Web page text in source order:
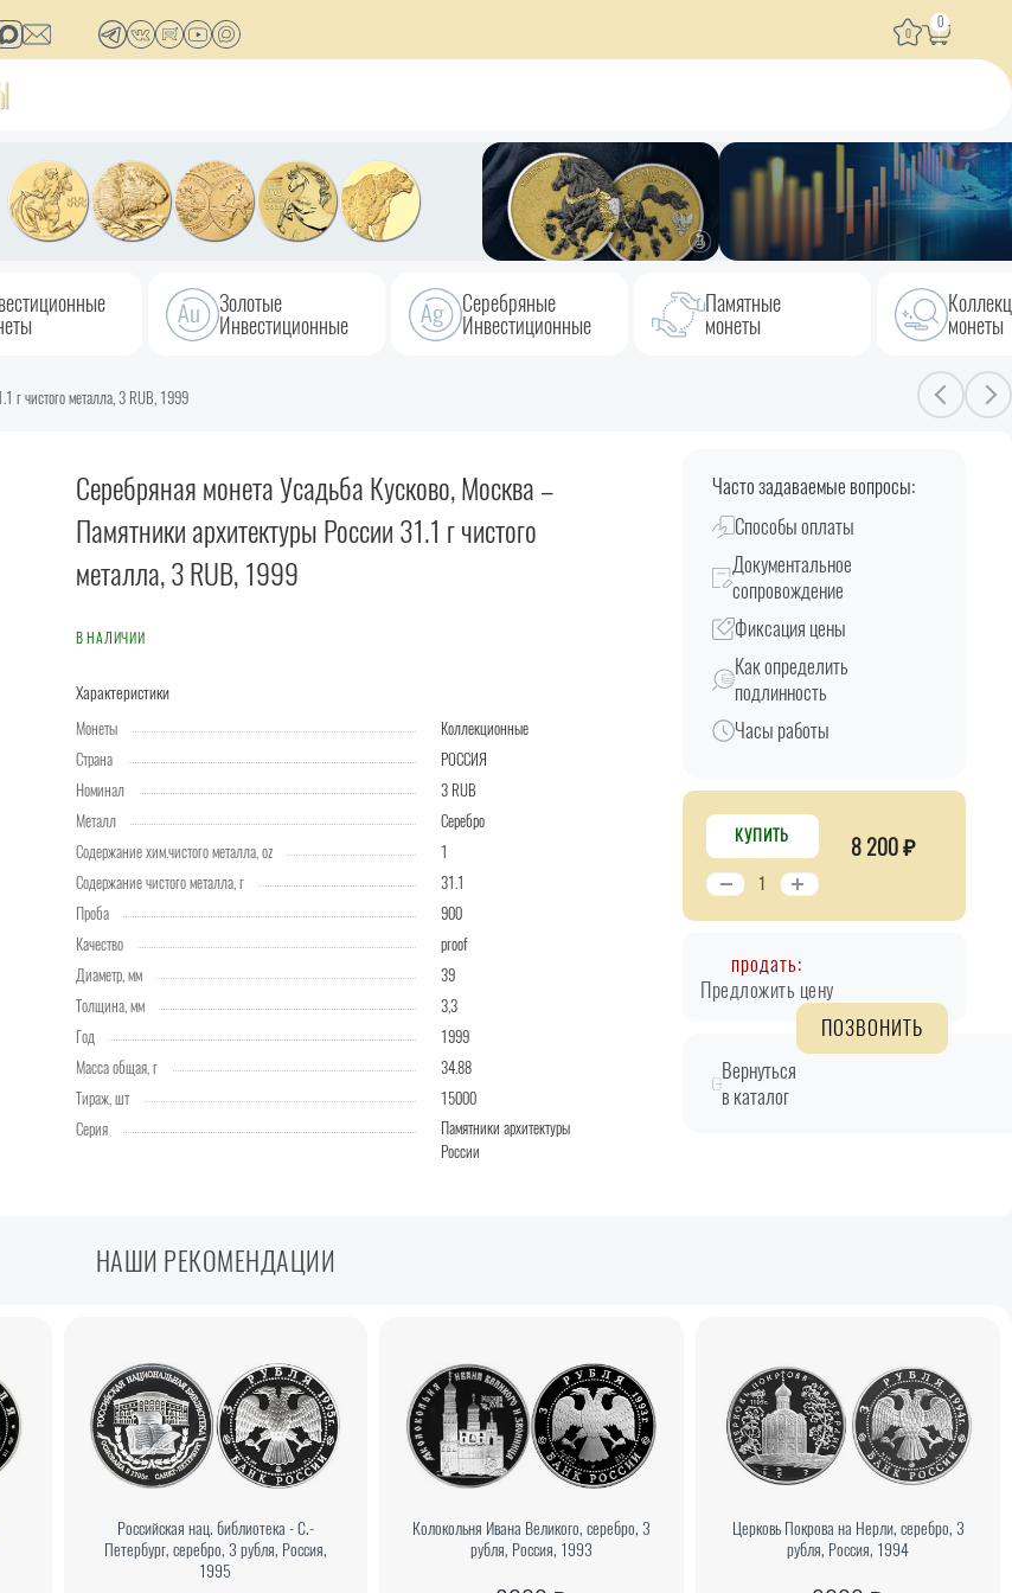
0
0
Золотые
Инвестиционные
Серебряные
Инвестиционные
Памятные
монеты монеты
г чистого металла, 3 RUB, 1999
Серебряная монета Усадьба Кусково, Москва –
Памятники архитектуры России 31.1 г чистого
металла, 3 RUB, 1999
В НАЛИЧИИ
Характеристики
Монеты
Коллекционные
Страна
РОССИЯ
Номинал
3 RUB
Металл
Серебро
Содержание хим.чистого металла, oz
1
Содержание чистого металла, г
31.1
Проба
900
Качество
proof
Диаметр, мм
39
Толщина, мм
3,3
Год
1999
Масса общая, г
34.88
Тираж, шт
15000
Серия
Памятники архитектуры
России
Часто задаваемые вопросы:
Способы оплаты
Документальное
сопровождение
Фиксация цены
Как определить
подлинность
Часы работы
КУПИТЬ 8 200 ₽
продать:
Предложить цену
ПОЗВОНИТЬ
Вернуться
в каталог
НАШИ РЕКОМЕНДАЦИИ
Российская нац. библиотека - С.-
Петербург, серебро, 3 рубля, Россия,
1995
Колокольня Ивана Великого, серебро, 3
рубля, Россия, 1993
Церковь Покрова на Нерли, серебро, 3
рубля, Россия, 1994